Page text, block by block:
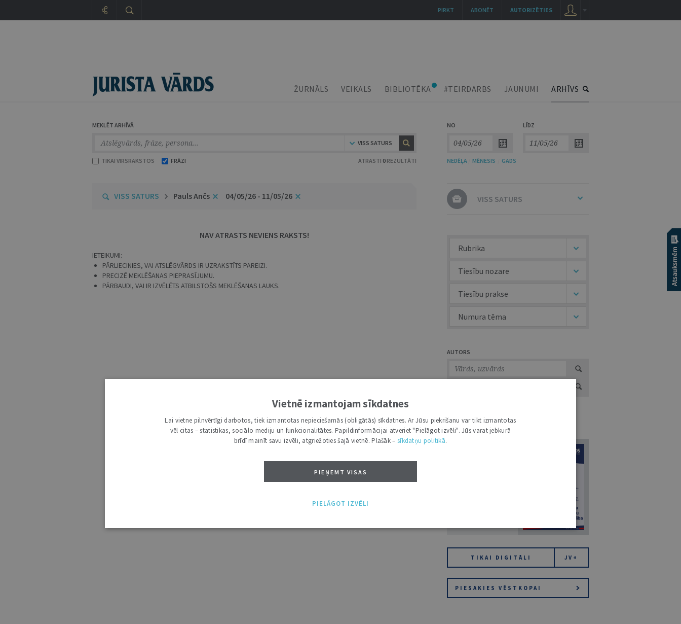
ŽURNĀLS VEIKALS BIBLIOTĒKA #TEIRDARBS JAUNUMI ARHĪVS
MEKLĒT ARHĪVĀ
VISS SATURS
TIKAI VIRSRAKSTOS FRĀZI ATRASTI 0 REZULTĀTI
NO LĪDZ
NEDĒĻA MĒNESIS GADS
VISS SATURS Pauls Ančs 04/05/26 - 11/05/26
NAV ATRASTS NEVIENS RAKSTS!
IETEIKUMI:
PĀRLIECINIES, VAI ATSLĒGVĀRDS IR UZRAKSTĪTS PAREIZI.
PRECIZĒ MEKLĒŠANAS PIEPRASĪJUMU.
PĀRBAUDI, VAI IR IZVĒLĒTS ATBILSTOŠS MEKLĒŠANAS LAUKS.
VISS SATURS
Rubrika
Tiesību nozare
Tiesību prakse
Numura tēma
AUTORS
ŽURNĀLU KATALOGS /
TIKAI DIGITĀLI JV+
PIESAKIES VĒSTKOPAI
AUTORIZĒTIES
ABONĒT
PIRKT
Vietnē izmantojam sīkdatnes
Lai vietne pilnvērtīgi darbotos, tiek izmantotas nepieciešamās (obligātās) sīkdatnes. Ar Jūsu piekrišanu var tikt izmantotas
vēl citas – statistikas, sociālo mediju un funkcionalitātes. Papildinformācijai atveriet "Pielāgot izvēli". Jūs varat jebkurā
brīdī mainīt savu izvēli, atgriežoties šajā vietnē. Plašāk – sīkdatņu politikā.
PIEŅEMT VISAS
PIELĀGOT IZVĒLI